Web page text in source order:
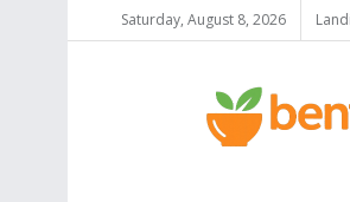
Saturday, August 8, 2026